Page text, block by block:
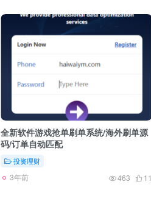
全新软件游戏抢单刷单系统/海外刷单源
码/订单自动匹配
投资理财
3年前 463 11